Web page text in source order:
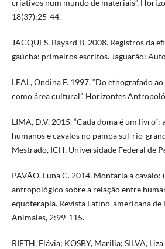
criativos num mundo de materiais”.
18(37):25-44.
JACQUES. Bayard B. 2008. Registros da
gaúcha: primeiros escritos. Jaguarão:
LEAL, Ondina F. 1997. “Do etnografado
como área cultural”. Horizontes
LIMA, D.V. 2015. “Cada doma é um livro”:
humanos e cavalos no pampa sul-rio-
Mestrado, ICH, Universidade Federal de
PAVÃO, Luna C. 2014. Montaria a
antropológico sobre a relação entre
equoterapia. Revista Latino-americana
Animales, 2:99-115.
RIETH, Flávia; KOSBY, Marilia; SILVA,